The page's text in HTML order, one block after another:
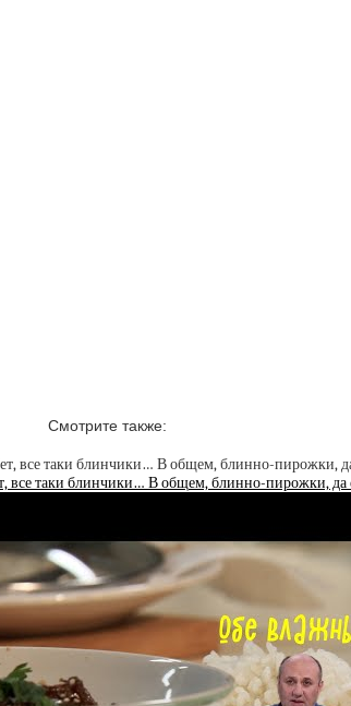
Смотрите также:
таки блинчики… В общем, блинно-пирожки, да